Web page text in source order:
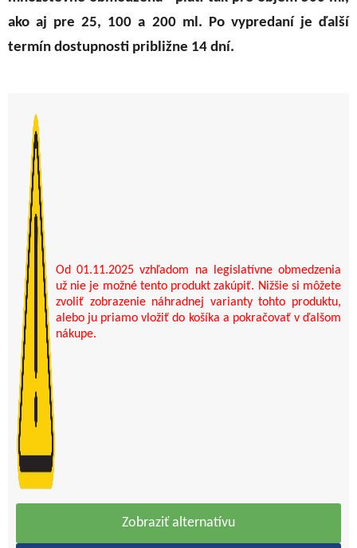
ako aj pre 25, 100 a 200 ml. Po vypredaní je ďalší
termín dostupnosti približne 14 dní.
Od 01.11.2025 vzhľadom na legislatívne obmedzenia
už nie je možné tento produkt zakúpiť. Nižšie si môžete
zvoliť zobrazenie náhradnej varianty tohto produktu,
alebo ju priamo vložiť do košíka a pokračovať v ďalšom
nákupe.
Zobraziť alternatívu